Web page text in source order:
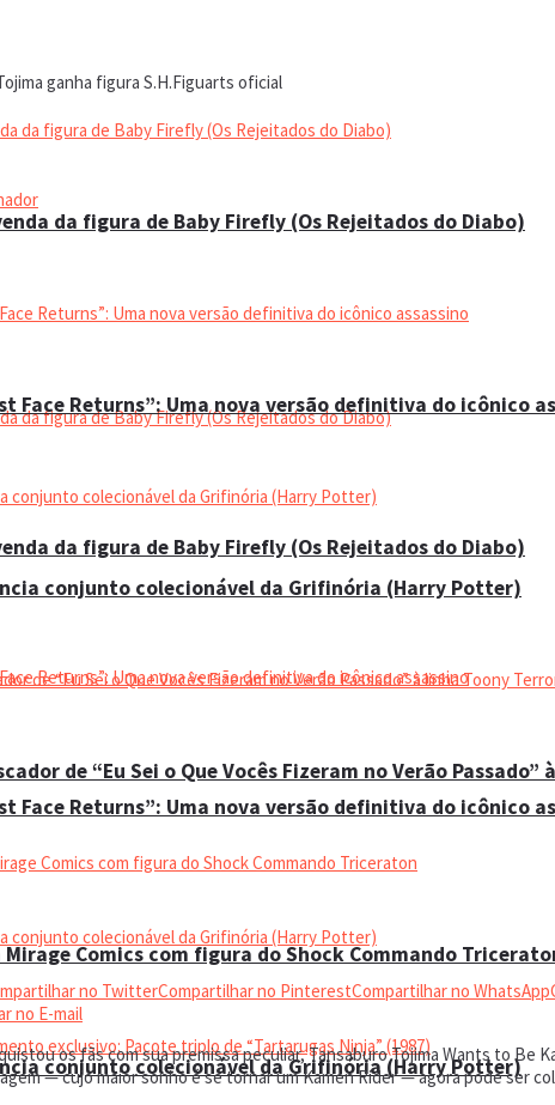
da figura de Baby Firefly (Os Rejeitados do Diabo)
Face Returns”: Uma nova versão definitiva do icônico
conjunto colecionável da Grifinória (Harry Potter)
da figura de Baby Firefly (Os Rejeitados do Diabo)
Face Returns”: Uma nova versão definitiva do icônico
conjunto colecionável da Grifinória (Harry Potter)
de “Eu Sei o Que Vocês Fizeram no Verão
Mirage Comics com figura do Shock Commando
no TwitterCompartilhar no PinterestCompartilhar no WhatsApp
no E-mail
os fãs com sua premissa peculiar, Tansaburo Tojima Wants to Be
— cujo maior sonho é se tornar um Kamen Rider — agora pode ser